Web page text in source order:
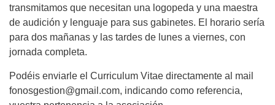
transmitamos que necesitan una logopeda y una maestra
de audición y lenguaje para sus gabinetes. El horario sería
para dos mañanas y las tardes de lunes a viernes, con
jornada completa.
Podéis enviarle el Curriculum Vitae directamente al mail
fonosgestion@gmail.com, indicando como referencia,